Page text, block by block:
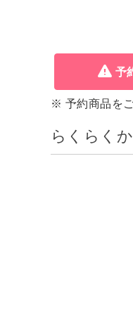
予
※ 予約商品を
らくらく